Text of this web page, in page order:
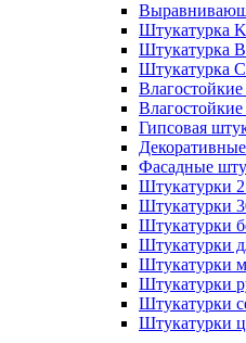
Штукатурка
Штукатурка
Штукатурка
Гипсовая
Фасадные
Штукатурки
Штукатурки
Штукатурки
Штукатурки
Штукатурки
Штукатурки
Штукатурки
Штукатурки